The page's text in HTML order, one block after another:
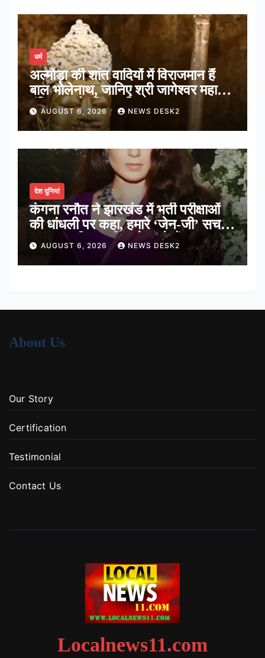
धर्म
अल्मोड़ा की शांत वादियों में विराजमान हैं
बाल भोलेनाथ, जानिए श्री जागेश्वर महादेव
मंदिर का पौराणिक इतिहास
AUGUST 6, 2026 NEWS DESK2
देश दुनियां
कंगना रनौत ने झारखंड में भर्ती परीक्षाओं
की धांधली पर कहा, हमारे ‘जेन-जी’ सच में
हर तरह की तकलीफ झेल रहे हैं
AUGUST 6, 2026 NEWS DESK2
About Us
Our Story
Certification
Testimonial
Contact Us
Localnews11.com